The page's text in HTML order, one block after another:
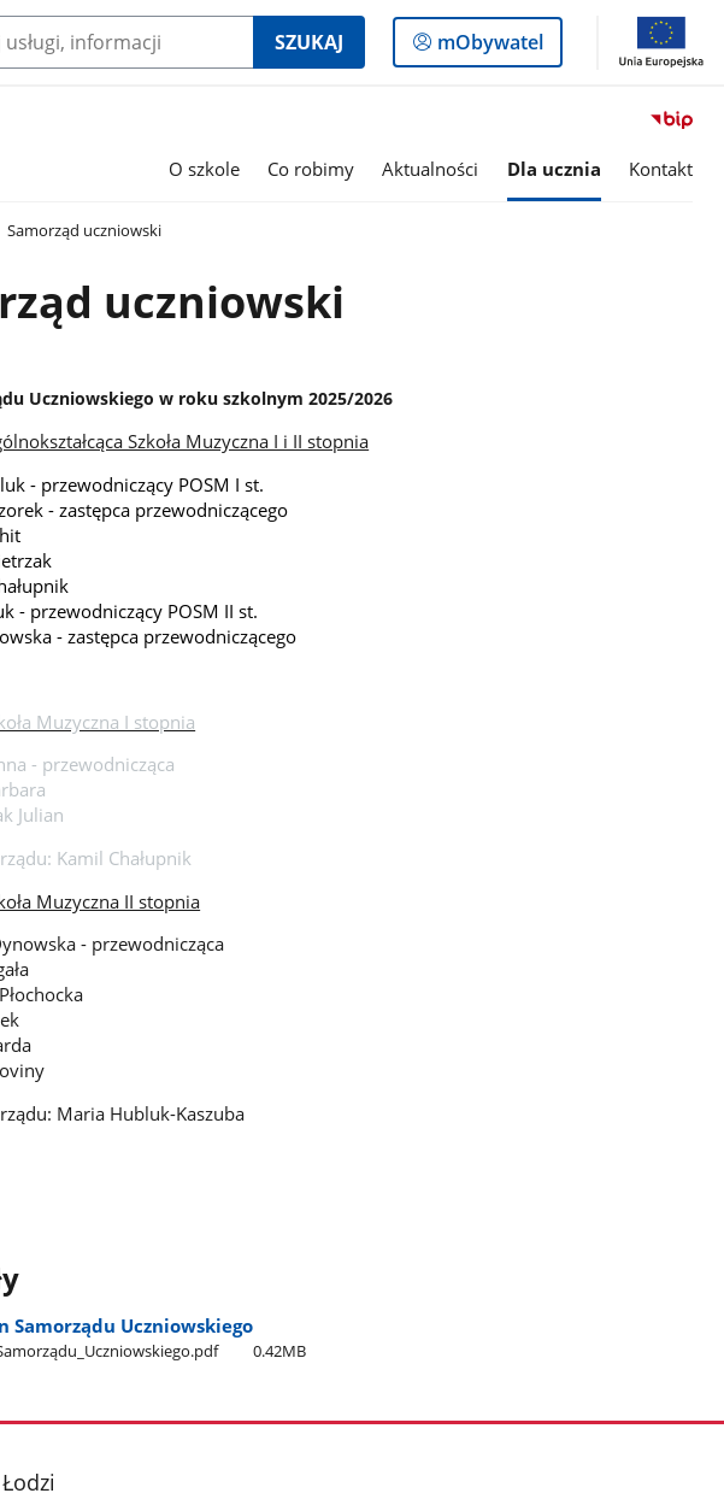
SZUKAJ
Logowanie
do
mObywatel
O szkole Co robimy Aktualności Dla ucznia Kontakt
Samorząd uczniowski
uczniowski
Uczniowskiego w roku szkolnym 2025/2026
Szkoła Muzyczna I i II stopnia
- przewodniczący POSM I st.
- zastępca przewodniczącego
- przewodniczący POSM II st.
- zastępca przewodniczącego
Muzyczna I stopnia
- przewodnicząca
Julian
Kamil Chałupnik
Muzyczna II stopnia
- przewodnicząca
Maria Hubluk-Kaszuba
Samorządu Uczniowskiego
0.42MB